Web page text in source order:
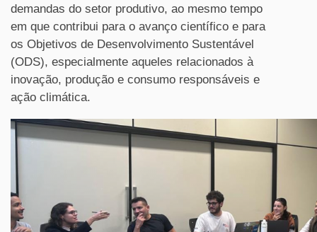
demandas do setor produtivo, ao mesmo tempo
em que contribui para o avanço científico e para
os Objetivos de Desenvolvimento Sustentável
(ODS), especialmente aqueles relacionados à
inovação, produção e consumo responsáveis e
ação climática.